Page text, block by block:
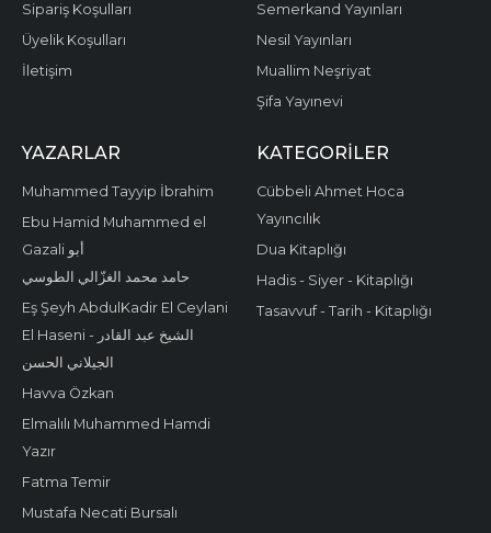
Sipariş Koşulları
Üyelik Koşulları
İletişim
Semerkand Yayınları
Nesil Yayınları
Muallim Neşriyat
Şifa Yayınevi
YAZARLAR
Muhammed Tayyip İbrahim
Ebu Hamid Muhammed el
Gazali أبو
حامد محمد الغزّالي الطوسي
Eş Şeyh AbdulKadir El Ceylani
El Haseni - الشيخ عبد القادر
الجيلاني الحسن
Havva Özkan
Elmalılı Muhammed Hamdi
Yazır
Fatma Temir
Mustafa Necati Bursalı
KATEGORILER
Cübbeli Ahmet Hoca
Yayıncılık
Dua Kitaplığı
Hadis - Siyer - Kitaplığı
Tasavvuf - Tarih - Kitaplığı